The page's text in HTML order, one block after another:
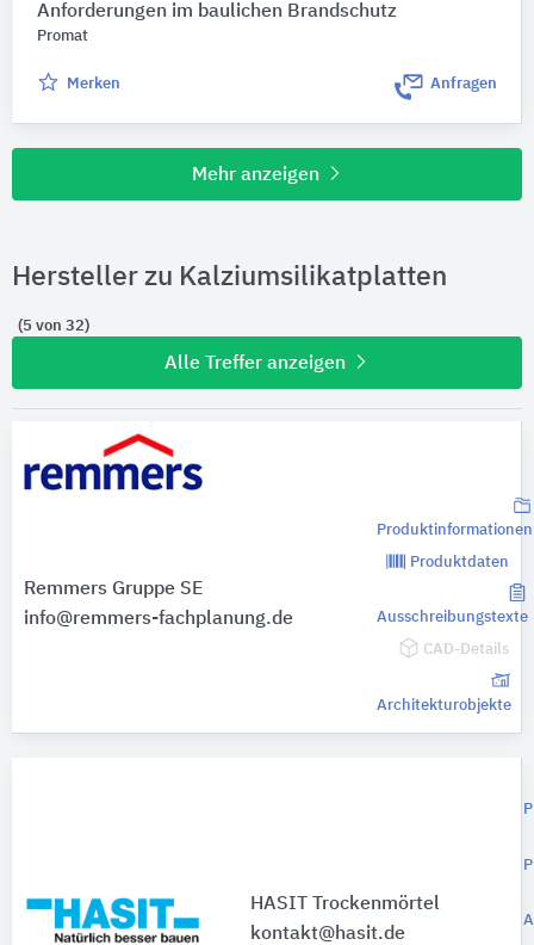
Anforderungen im baulichen Brandschutz
Promat
Merken Anfragen
Mehr anzeigen
Hersteller zu Kalziumsilikatplatten
(5 von 32)
Alle Treffer anzeigen
Remmers Gruppe SE
info@remmers-fachplanung.de
Produktinformationen
Produktdaten
Ausschreibungstexte
CAD-Details
Architekturobjekte
HASIT Trockenmörtel
kontakt@hasit.de